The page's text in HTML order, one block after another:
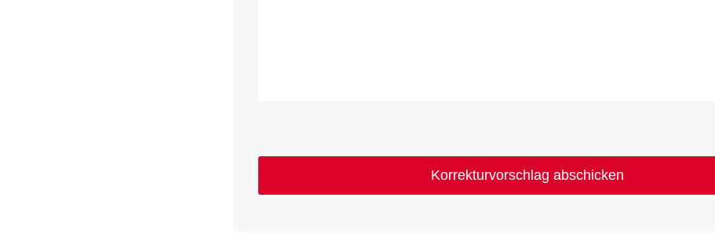
Korrekturvorschlag abschicken